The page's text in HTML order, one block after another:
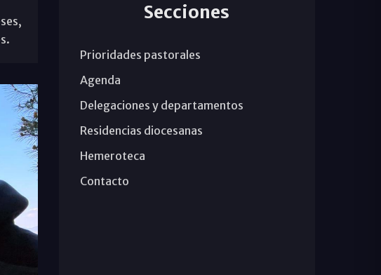
Secciones
Prioridades pastorales
Agenda
Delegaciones y departamentos
Residencias diocesanas
Hemeroteca
Contacto